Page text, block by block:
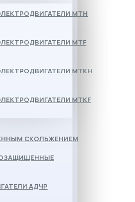
МТН
MTF
МТКН
MTKF
СКОЛЬЖЕНИЕМ
АДЧР